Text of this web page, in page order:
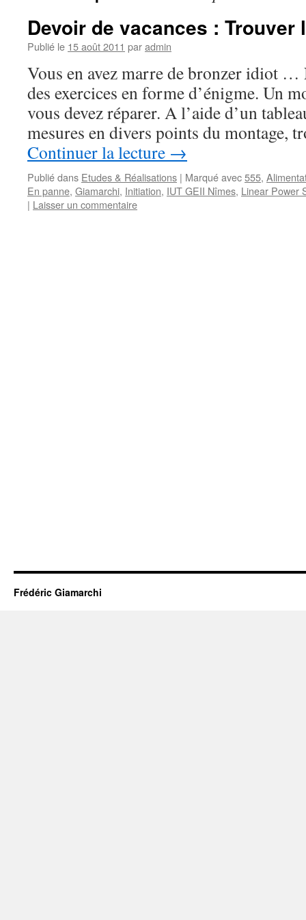
Devoir de vacances : Trouver
Publié le 15 août 2011 paradmin
Vous en avez marre de bronzer idiot …
des exercices en forme d’énigme. Un
vous devez réparer. A l’aide d’un
mesures en divers points du montage,
Continuer la lecture →
Publié dans Etudes & Réalisations | Marqué avec555,
En panne, Giamarchi, Initiation, IUT GEII Nîmes, Linear Power
| Laisser un commentaire
Frédéric Giamarchi